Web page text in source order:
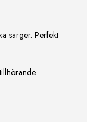
sarger. Perfekt